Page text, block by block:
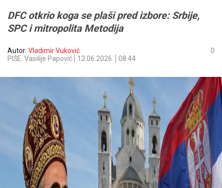
DFC otkrio koga se plaši pred izbore: Srbije,
SPC i mitropolita Metodija
Autor: Vladimir Vuković
PIŠE: Vasilije Papović
12.06.2026. 08:44
0